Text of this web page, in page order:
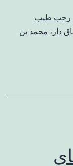
رجب طیب
دار ، محمد بن